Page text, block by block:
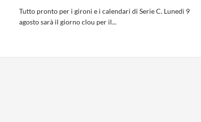
Tutto pronto per i gironi e i calendari di Serie C. Lunedì 9
agosto sarà il giorno clou per il...